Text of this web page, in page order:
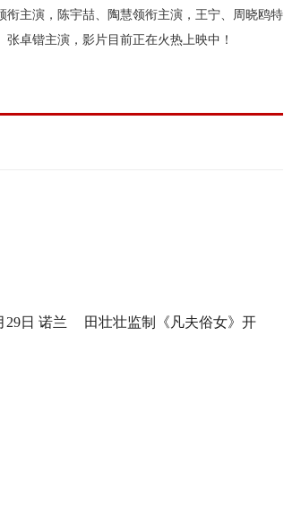
主演，陈宇喆、陶慧领衔主演，王宁、周晓鸥特
张卓锴主演 ，影片目前正在火热上映中 ！
29日 诺兰 田壮壮监制《凡夫俗女》开